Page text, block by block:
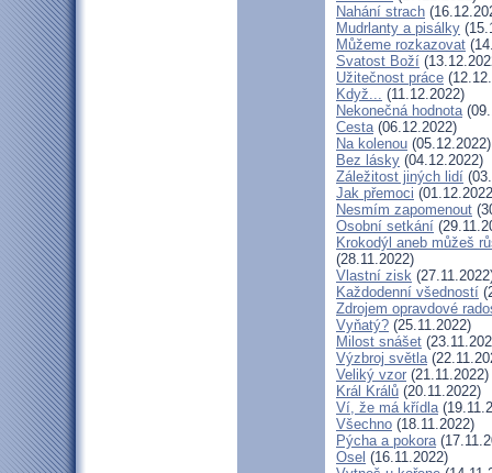
Nahání strach
Mudrlanty a pisálky
Můžeme rozkazovat
Svatost Boží
Užitečnost práce
Když... (11.12.2022)
Nekonečná hodnota
Cesta(06.12.2022)
Na kolenou (05.12.2022)
Bez lásky (04.12.2022)
Záležitost jiných lidí
Jak přemoci
Nesmím zapomenout
Osobní setkání
Krokodýl aneb můžeš
(28.11.2022)
Vlastní zisk
Každodenní všedností
Zdrojem opravdové
Vyňatý? (25.11.2022)
Milost snášet
Výzbroj světla
Veliký vzor (21.11.2022)
Král Králů (20.11.2022)
Ví, že má křídla
Všechno (18.11.2022)
Pýcha a pokora
Osel (16.11.2022)